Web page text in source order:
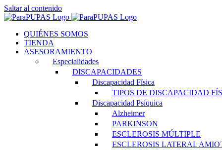
Saltar al contenido
QUIÉNES SOMOS
TIENDA
ASESORAMIENTO
Especialidades
DISCAPACIDADES
Discapacidad Física
TIPOS DE DISCAPACIDAD
Discapacidad Psíquica
Alzheimer
PARKINSON
ESCLEROSIS MÚLTIPLE
ESCLEROSIS LATERAL